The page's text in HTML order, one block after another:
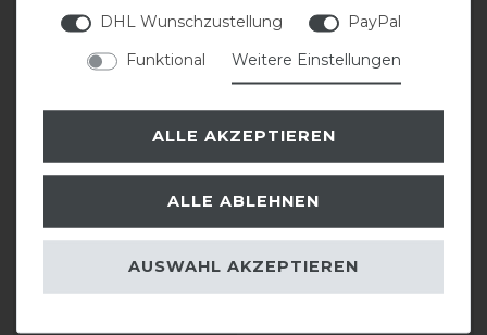
KASK Helmrucksack
35,00 € *
KASK Riders 22L
DHL Wunschzustellung
PayPal
Funktional
Weitere Einstellungen
ALLE AKZEPTIEREN
ALLE ABLEHNEN
AUSWAHL AKZEPTIEREN